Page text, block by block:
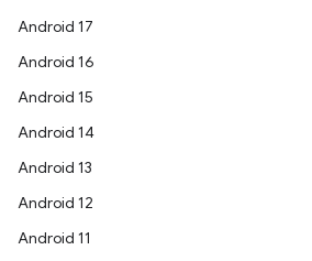
Android 17
Android 16
Android 15
Android 14
Android 13
Android 12
Android 11